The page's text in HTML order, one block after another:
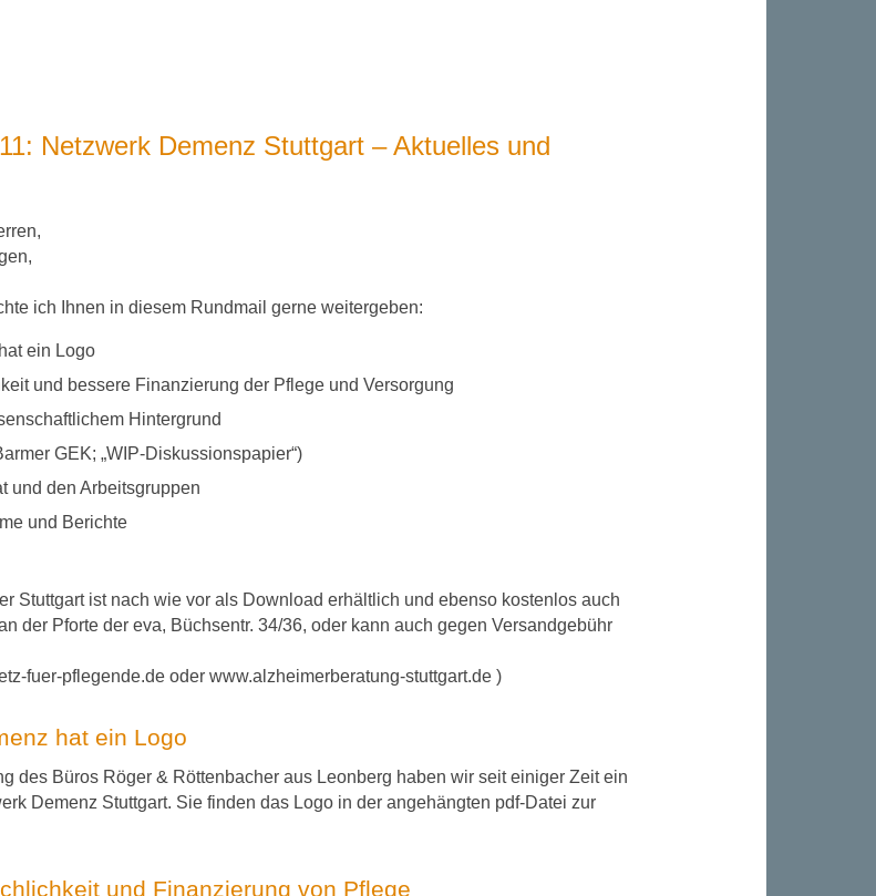
Netzwerk Demenz Stuttgart – Aktuelles und
ich Ihnen in diesem Rundmail gerne weitergeben:
ein Logo
und bessere Finanzierung der Pflege und Versorgung
Hintergrund
GEK; „WIP-Diskussionspapier“)
und den Arbeitsgruppen
und Berichte
Stuttgart ist nach wie vor als Download erhältlich und ebenso kostenlos auch
der Pforte der eva, Büchsentr. 34/36, oder kann auch gegen Versandgebühr
fuer-pflegende.de oder www.alzheimerberatung-stuttgart.de )
hat ein Logo
des Büros Röger & Röttenbacher aus Leonberg haben wir seit einiger Zeit ein
Demenz Stuttgart. Sie finden das Logo in der angehängten pdf-Datei zur
und Finanzierung von Pflege